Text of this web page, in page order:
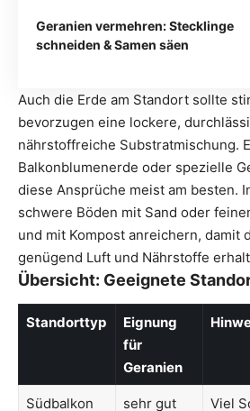
Geranien vermehren: Stecklinge
schneiden & Samen säen
Auch die Erde am Standort sollte
bevorzugen eine lockere,
nährstoffreiche Substratmischung.
Balkonblumenerde oder spezielle
diese Ansprüche meist am besten.
schwere Böden mit Sand oder
und mit Kompost anreichern, damit
genügend Luft und Nährstoffe
Übersicht: Geeignete
Standorttyp
Eignung
für
Geranien
Südbalkon sehr gut
Viel